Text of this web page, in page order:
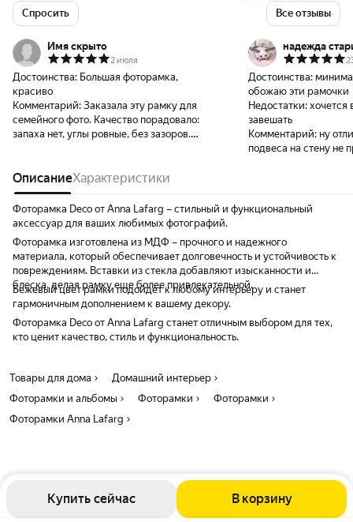
Купить сейчас В корзину
Спросить Все отзывы
Имя скрыто
2 июля
Достоинства: Большая фоторамка,
красиво
Комментарий: Заказала эту рамку для
семейного фото. Качество порадовало:
запаха нет, углы ровные, без зазоров.
надежда
Достоинства:
обожаю эти рамочки
Недостатки: хочется
завешать
Комментарий: ну
подвеса на стену не
ОписаниеХарактеристики
Фоторамка Deco от Anna Lafarg – стильный и функциональный
аксессуар для ваших любимых фотографий.
Фоторамка изготовлена из МДФ – прочного и надежного
материала, который обеспечивает долговечность и устойчивость к
повреждениям. Вставки из стекла добавляют изысканности и
блеска, делая рамку еще более привлекательной.
Бежевый цвет рамки подойдет к любому интерьеру и станет
гармоничным дополнением к вашему декору.
Фоторамка Deco от Anna Lafarg станет отличным выбором для тех,
кто ценит качество, стиль и функциональность.
Товары для дома
Домашний интерьер
Фоторамки и альбомы
Фоторамки
Фоторамки
Фоторамки Anna Lafarg